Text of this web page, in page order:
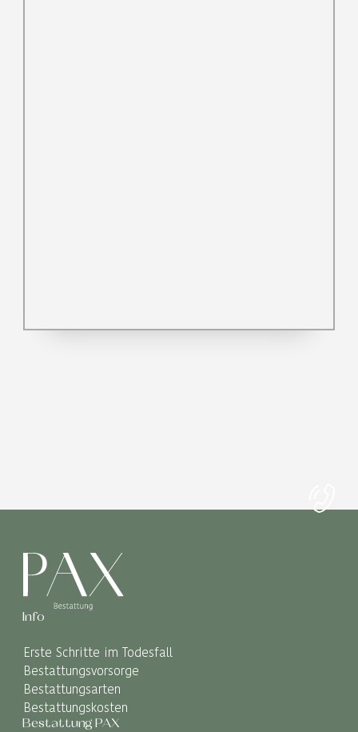
Info
Erste Schritte im Todesfall
Bestattungsvorsorge
Bestattungsarten
Bestattungskosten
Bestattung PAX